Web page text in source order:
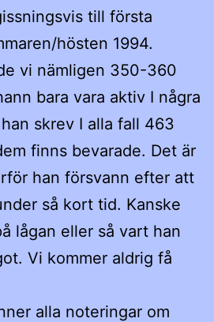
till första
hösten 1994.
vi nämligen 350-360
bara vara aktiv I några
skrev I alla fall 463
finns bevarade. Det är
han försvann efter att
så kort tid. Kanske
lågan eller så vart han
Vi kommer aldrig få
alla noteringar om